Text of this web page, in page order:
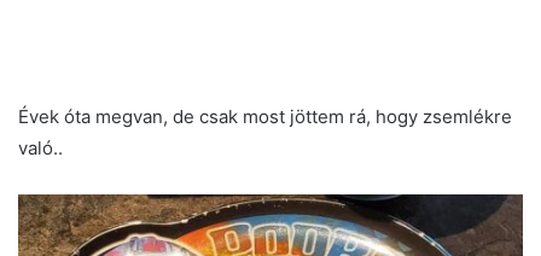
Évek óta megvan, de csak most jöttem rá, hogy zsemlékre
való..